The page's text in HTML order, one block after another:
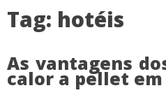
Tag: hotéis
As vantagens
calor a pellet
Sobre